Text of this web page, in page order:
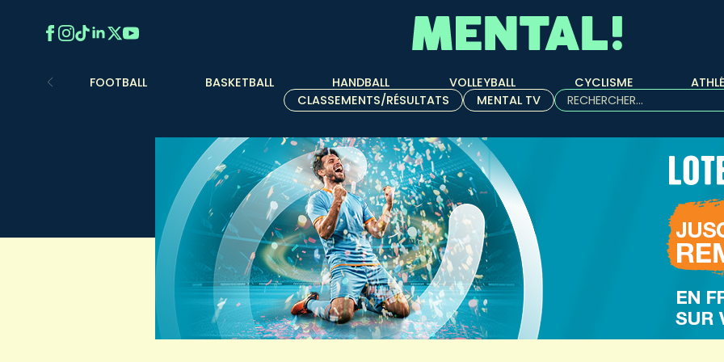
FOOTBALL BASKETBALL HANDBALL VOLLEYBALL CYCLISME
CLASSEMENTS/RÉSULTATS
MENTAL TV
Rechercher :